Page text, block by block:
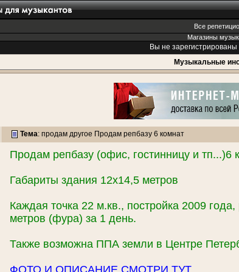
Все
Магазины
Вы не зарегистрированы
Музыкальные
Тема: продам другое Продам репбазу 6 комнат
Продам репбазу (офис, гостинницу и
Габариты здания 12х14,5 метров
Каждая точка 22 м.кв., постройка 2009
метров (фура) за 1 день.
Также возможна ППА земли в Центре
ФОТО И ОПИСАНИЕ СМОТРИ ТУТ